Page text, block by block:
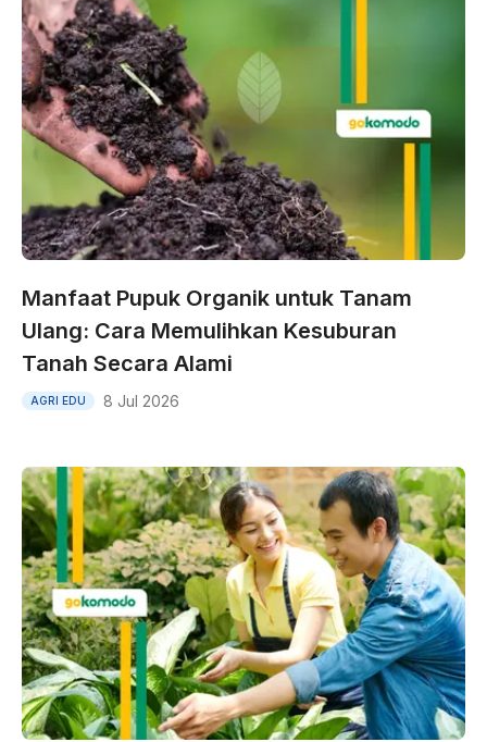
Manfaat Pupuk Organik untuk Tanam
Ulang: Cara Memulihkan Kesuburan
Tanah Secara Alami
AGRI EDU 8 Jul 2026